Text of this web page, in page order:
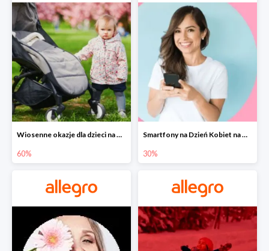
Wiosenne okazje dla dzieci na Allegro do -60%
60%
Smartfony na Dzień Kobiet na Allegro do -30%
30%